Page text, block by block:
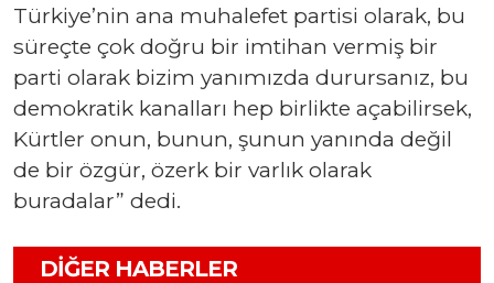
Türkiye’nin ana muhalefet partisi olarak, bu
süreçte çok doğru bir imtihan vermiş bir
parti olarak bizim yanımızda durursanız, bu
demokratik kanalları hep birlikte açabilirsek,
Kürtler onun, bunun, şunun yanında değil
de bir özgür, özerk bir varlık olarak
buradalar” dedi.
DIĞER HABERLER